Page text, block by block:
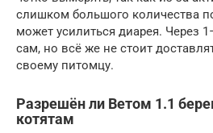
слишком большого количества
может усилиться диарея. Через
сам, но всё же не стоит
своему питомцу.
Разрешён ли Ветом 1.1
котятам